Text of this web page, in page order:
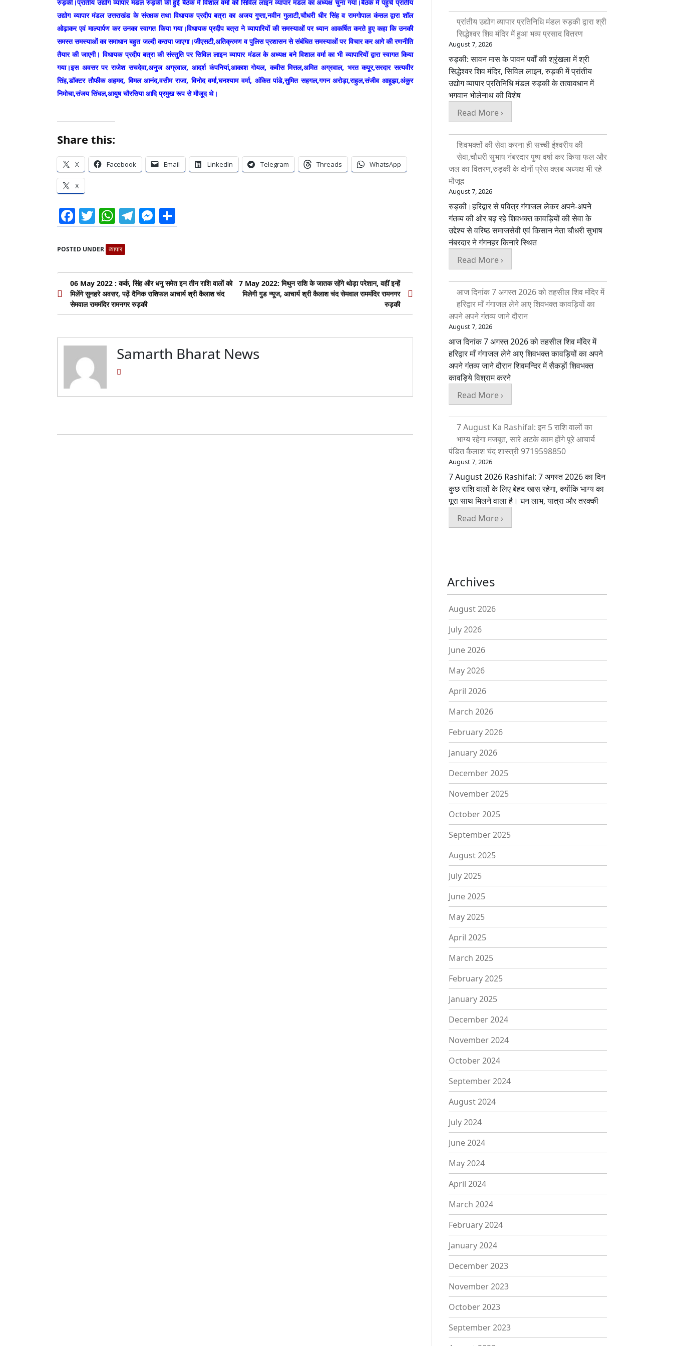
रुड़की।प्रांतीय उद्योग व्यापार मंडल रुड़की की हुई बैठक में विशाल वर्मा को सिविल लाइन व्यापार मंडल का अध्यक्ष चुना गया।बैठक में पहुंचे प्रांतीय
उद्योग व्यापार मंडल उत्तराखंड के संरक्षक तथा विधायक प्रदीप बत्रा का अजय गुप्ता,नवीन गुलाटी,चौधरी धीर सिंह व रामगोपाल कंसल द्वारा शॉल
ओढ़ाकर एवं माल्यार्पण कर उनका स्वागत किया गया।विधायक प्रदीप बत्रा ने व्यापारियों की समस्याओं पर ध्यान आकर्षित करते हुए कहा कि उनकी
समस्त समस्याओं का समाधान बहुत जल्दी कराया जाएगा।जीएसटी,अतिक्रमण व पुलिस प्रशासन से संबंधित समस्याओं पर विचार कर आगे की रणनीति
तैयार की जाएगी। विधायक प्रदीप बत्रा की संस्तुति पर सिविल लाइन व्यापार मंडल के अध्यक्ष बने विशाल वर्मा का भी व्यापारियों द्वारा स्वागत किया
गया।इस अवसर पर राजेश सचदेवा,अनुज अग्रवाल, आदर्श कंपनियां,आकाश गोयल, कवीस मित्तल,अमित अग्रवाल, भरत कपूर,सरदार सत्यवीर
सिंह,डॉक्टर तौफीक अहमद, विमल आनंद,वसीम राजा, विनोद वर्मा,घनश्याम वर्मा, अंकित पांडे,सुमित सहगल,गगन अरोड़ा,राहुल,संजीव आहूझा,अंकुर
निमोचा,संजय सिंघल,आयुष चौरसिया आदि प्रमुख रूप से मौजूद थे।
Share this:
X Facebook Email LinkedIn Telegram Threads WhatsApp
X
Facebook
Twitter
WhatsApp
Telegram
Messenger
POSTED UNDER व्यापार
Post
navigation
06 May 2022 : कर्क, सिंह और धनु समेत इन तीन राशि वालों को
मिलेंगे सुनहरे अवसर, पढ़ें दैनिक राशिफल आचार्य श्री कैलाश चंद
सेमवाल राममंदिर रामनगर रुड़की
7 May 2022: मिथुन राशि के जातक रहेंगे थोड़ा परेशान, वहीं इन्हें
मिलेगी गुड न्यूज, आचार्य श्री कैलाश चंद सेमवाल राममंदिर रामनगर
रुड़की
Samarth Bharat News
प्रांतीय उद्योग व्यापार प्रतिनिधि मंडल रुड़की द्वारा श्री
सिद्धेश्वर शिव मंदिर में हुआ भव्य प्रसाद वितरण
August 7, 2026
​रुड़की: सावन मास के पावन पर्वों की श्रृंखला में श्री
सिद्धेश्वर शिव मंदिर, सिविल लाइन, रुड़की में प्रांतीय
उद्योग व्यापार प्रतिनिधि मंडल रुड़की के तत्वावधान में
भगवान भोलेनाथ की विशेष
Read More ›
शिवभक्तों की सेवा करना ही सच्ची ईश्वरीय की
सेवा,चौधरी सुभाष नंबरदार पुष्प वर्षा कर किया फल और
जल का वितरण,रुड़की के दोनों प्रेस क्लब अध्यक्ष भी रहे
मौजूद
August 7, 2026
रुड़की।हरिद्वार से पवित्र गंगाजल लेकर अपने-अपने
गंतव्य की ओर बढ़ रहे शिवभक्त कावड़ियों की सेवा के
उद्देश्य से वरिष्ठ समाजसेवी एवं किसान नेता चौधरी सुभाष
नंबरदार ने गंगनहर किनारे स्थित
Read More ›
आज दिनांक 7 अगस्त 2026 को तहसील शिव मंदिर में
हरिद्वार माँ गंगाजल लेने आए शिवभक्त कावड़ियों का
अपने अपने गंतव्य जाने दौरान
August 7, 2026
आज दिनांक 7 अगस्त 2026 को तहसील शिव मंदिर में
हरिद्वार माँ गंगाजल लेने आए शिवभक्त कावड़ियों का अपने
अपने गंतव्य जाने दौरान शिवमन्दिर में सैकड़ों शिवभक्त
कावड़िये विश्राम करने
Read More ›
7 August Ka Rashifal: इन 5 राशि वालों का
भाग्य रहेगा मजबूत, सारे अटके काम होंगे पूरे आचार्य
पंडित कैलाश चंद शास्त्री 9719598850
August 7, 2026
7 August 2026 Rashifal: 7 अगस्त 2026 का दिन
कुछ राशि वालों के लिए बेहद खास रहेगा, क्योंकि भाग्य का
पूरा साथ मिलने वाला है। धन लाभ, यात्रा और तरक्की
Read More ›
Archives
August 2026
July 2026
June 2026
May 2026
April 2026
March 2026
February 2026
January 2026
December 2025
November 2025
October 2025
September 2025
August 2025
July 2025
June 2025
May 2025
April 2025
March 2025
February 2025
January 2025
December 2024
November 2024
October 2024
September 2024
August 2024
July 2024
June 2024
May 2024
April 2024
March 2024
February 2024
January 2024
December 2023
November 2023
October 2023
September 2023